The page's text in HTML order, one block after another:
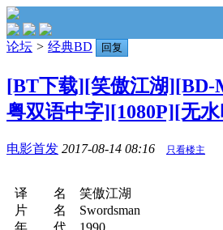
论坛 > 经典BD 回复
[BT下载][笑傲江湖][BD-
粤双语中字][1080P][无
电影首发 2017-08-14 08:16 只看楼主
译 名 笑傲江湖
片 名 Swordsman
年 代 1990